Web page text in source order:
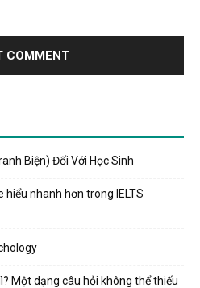
Biện) Đối Với Học Sinh
nhanh hơn trong IELTS
Một dạng câu hỏi không thể thiếu